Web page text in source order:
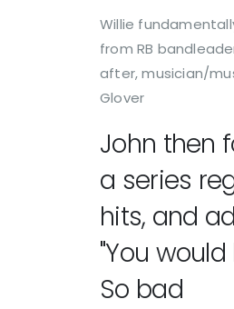
Willie
from RB
after, musician/
Glover
John then
a series
hits, and
"You would
So bad